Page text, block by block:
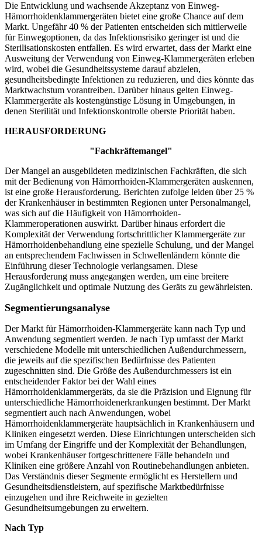
Die Entwicklung und wachsende Akzeptanz von Einweg-
Hämorrhoidenklammergeräten bietet eine große Chance auf dem
Markt. Ungefähr 40 % der Patienten entscheiden sich mittlerweile
für Einwegoptionen, da das Infektionsrisiko geringer ist und die
Sterilisationskosten entfallen. Es wird erwartet, dass der Markt eine
Ausweitung der Verwendung von Einweg-Klammergeräten erleben
wird, wobei die Gesundheitssysteme darauf abzielen,
gesundheitsbedingte Infektionen zu reduzieren, und dies könnte das
Marktwachstum vorantreiben. Darüber hinaus gelten Einweg-
Klammergeräte als kostengünstige Lösung in Umgebungen, in
denen Sterilität und Infektionskontrolle oberste Priorität haben.
HERAUSFORDERUNG
"Fachkräftemangel"
Der Mangel an ausgebildeten medizinischen Fachkräften, die sich
mit der Bedienung von Hämorrhoiden-Klammergeräten auskennen,
ist eine große Herausforderung. Berichten zufolge leiden über 25 %
der Krankenhäuser in bestimmten Regionen unter Personalmangel,
was sich auf die Häufigkeit von Hämorrhoiden-
Klammeroperationen auswirkt. Darüber hinaus erfordert die
Komplexität der Verwendung fortschrittlicher Klammergeräte zur
Hämorrhoidenbehandlung eine spezielle Schulung, und der Mangel
an entsprechendem Fachwissen in Schwellenländern könnte die
Einführung dieser Technologie verlangsamen. Diese
Herausforderung muss angegangen werden, um eine breitere
Zugänglichkeit und optimale Nutzung des Geräts zu gewährleisten.
Segmentierungsanalyse
Der Markt für Hämorrhoiden-Klammergeräte kann nach Typ und
Anwendung segmentiert werden. Je nach Typ umfasst der Markt
verschiedene Modelle mit unterschiedlichen Außendurchmessern,
die jeweils auf die spezifischen Bedürfnisse des Patienten
zugeschnitten sind. Die Größe des Außendurchmessers ist ein
entscheidender Faktor bei der Wahl eines
Hämorrhoidenklammergeräts, da sie die Präzision und Eignung für
unterschiedliche Hämorrhoidenerkrankungen bestimmt. Der Markt
segmentiert auch nach Anwendungen, wobei
Hämorrhoidenklammergeräte hauptsächlich in Krankenhäusern und
Kliniken eingesetzt werden. Diese Einrichtungen unterscheiden sich
im Umfang der Eingriffe und der Komplexität der Behandlungen,
wobei Krankenhäuser fortgeschrittenere Fälle behandeln und
Kliniken eine größere Anzahl von Routinebehandlungen anbieten.
Das Verständnis dieser Segmente ermöglicht es Herstellern und
Gesundheitsdienstleistern, auf spezifische Marktbedürfnisse
einzugehen und ihre Reichweite in gezielten
Gesundheitsumgebungen zu erweitern.
Nach Typ